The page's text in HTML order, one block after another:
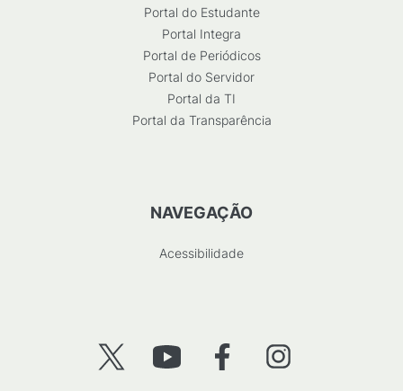
Portal do Estudante
Portal Integra
Portal de Periódicos
Portal do Servidor
Portal da TI
Portal da Transparência
NAVEGAÇÃO
Acessibilidade